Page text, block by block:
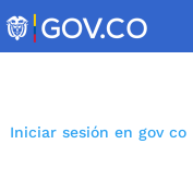
to
content
Iniciar sesión en gov co